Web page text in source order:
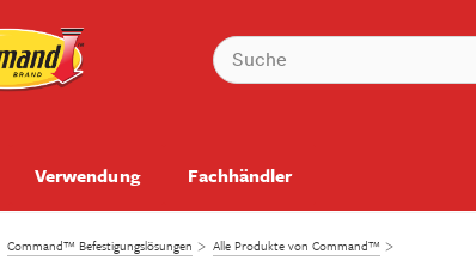
Verwendung Fachhändler
Command™ Befestigungslösungen Alle Produkte von Command™